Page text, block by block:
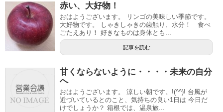
赤い、大好物！
おはようございます。 リンゴの美味しい季節です。
大好物です。 しゃきしゃきの歯触り、水分！ 食べ
ごたえあり！ 好きなものは身体とも...
記事を読む
甘くならないように・・・・未来の自分
へ
おはようございます。 涼しい朝です。!(^^)! 台風が
近づいているとのこと、気持ちの良い1日は 今日だ
けでしょうか？ 箱根では、温泉旅...